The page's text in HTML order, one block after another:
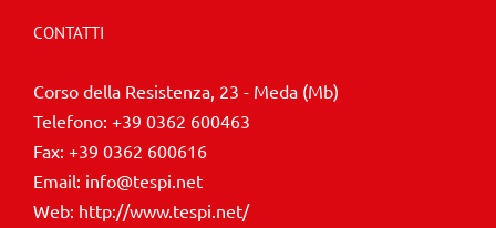
CONTATTI
Corso della Resistenza, 23 - Meda (Mb)
Telefono: +39 0362 600463
Fax: +39 0362 600616
Email: info@tespi.net
Web: http://www.tespi.net/